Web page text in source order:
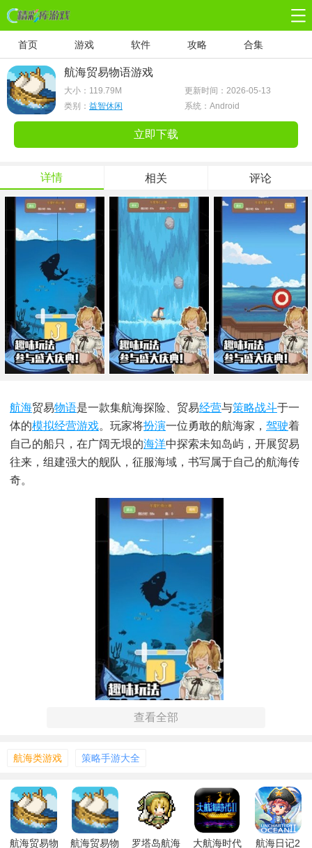
首页 游戏 软件 攻略 合集
航海贸易物语游戏
大小： 119.79M
更新时间：2026-05-13
类别： 益智休闲 系统：Android
立即下载
详情 相关 评论
航海贸易物语是一款集航海探险、贸易经营与策略战斗于一
体的模拟经营游戏。玩家将扮演一位勇敢的航海家， 驾驶着
自己的船只，在广阔无垠的海洋中探索未知岛屿，开展贸易
往来，组建强大的舰队，征服海域，书写属于自己的航海传
奇。
有独特的资源和特产。
2. 贸易经营：在港口间进行货物买卖，利用价格波动赚取利
润，提升经济实力。
查看全部
航海类游戏 策略手游大全
航海贸易物
航海贸易物
罗塔岛航海
大航海时代
航海日记2